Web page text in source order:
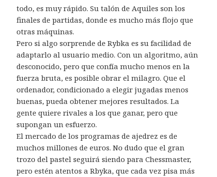
todo, es muy rápido. Su talón de Aquiles son los
finales de partidas, donde es mucho más flojo que
otras máquinas.
Pero si algo sorprende de Rybka es su facilidad de
adaptarlo al usuario medio. Con un algoritmo, aún
desconocido, pero que confía mucho menos en la
fuerza bruta, es posible obrar el milagro. Que el
ordenador, condicionado a elegir jugadas menos
buenas, pueda obtener mejores resultados. La
gente quiere rivales a los que ganar, pero que
supongan un esfuerzo.
El mercado de los programas de ajedrez es de
muchos millones de euros. No dudo que el gran
trozo del pastel seguirá siendo para Chessmaster,
pero estén atentos a Rbyka, que cada vez pisa más